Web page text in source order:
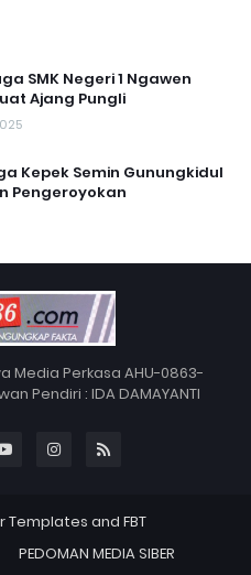
SMK Negeri 1 Ngawen
Ajang Pungli
Kepek Semin Gunungkidul
Pengeroyokan
Media Perkasa AHU-0863-
Pendiri : IDA DAMAYANTI
Templates and FBT
PEDOMAN MEDIA SIBER